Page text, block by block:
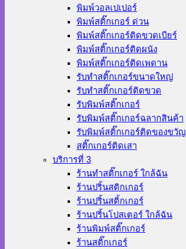
พิมพ์วอลเปเปอร์
พิมพ์สติ๊กเกอร์ ด่วน
พิมพ์สติ๊กเกอร์ติดขวดเบียร์
พิมพ์สติ๊กเกอร์ติดผนัง
พิมพ์สติ๊กเกอร์ติดเพดาน
รับทำสติ๊กเกอร์ขนาดใหญ่
รับทำสติ๊กเกอร์ติดขวด
รับพิมพ์สติ๊กเกอร์
รับพิมพ์สติ๊กเกอร์ฉลากสินค้า
รับพิมพ์สติ๊กเกอร์ติดของขวัญ
สติ๊กเกอร์ติดเสา
บริการที่ 3
ร้านทําสติ๊กเกอร์ ใกล้ฉัน
ร้านปริ้นสติกเกอร์
ร้านปริ้นสติ้กเกอร์
ร้านปริ้นโปสเตอร์ ใกล้ฉัน
ร้านพิมพ์สติ๊กเกอร์
ร้านสติ๊กเกอร์